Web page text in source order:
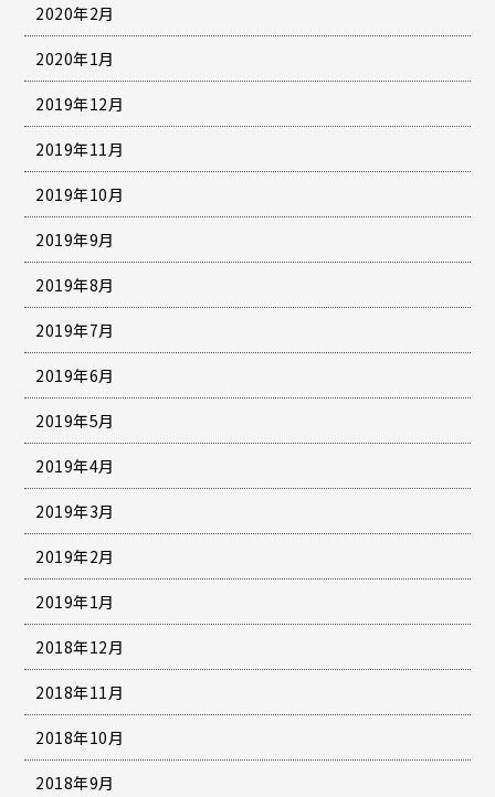
2020年2月
2020年1月
2019年12月
2019年11月
2019年10月
2019年9月
2019年8月
2019年7月
2019年6月
2019年5月
2019年4月
2019年3月
2019年2月
2019年1月
2018年12月
2018年11月
2018年10月
2018年9月